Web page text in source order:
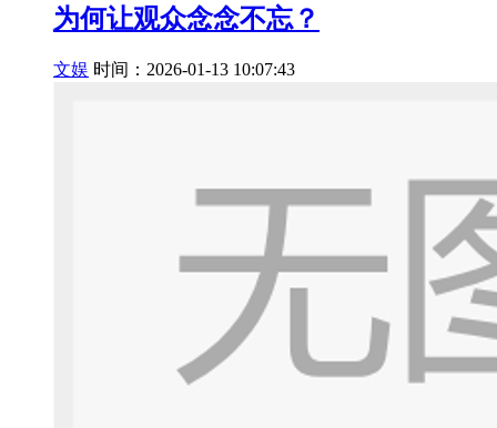
为何让观众念念不忘？
文娱 时间：2026-01-13 10:07:43